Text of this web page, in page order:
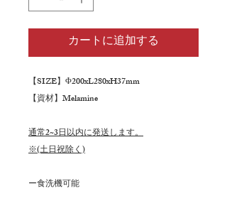
カートに追加する
【SIZE】Φ200xL280xH37mm
【資材】Melamine
通常2~3日以内に発送します。
※(土日祝除く)
ー食洗機可能